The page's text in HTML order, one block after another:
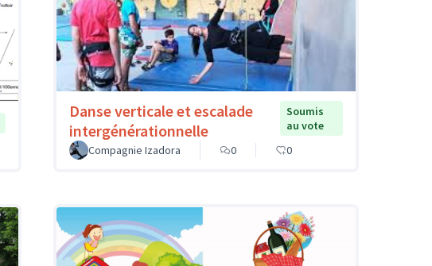
Danse verticale et escalade
intergénérationnelle
Soumis
au vote
Compagnie Izadora
0 0